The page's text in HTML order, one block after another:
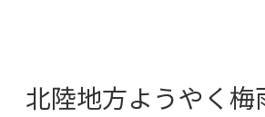
北陸地方ようやく梅